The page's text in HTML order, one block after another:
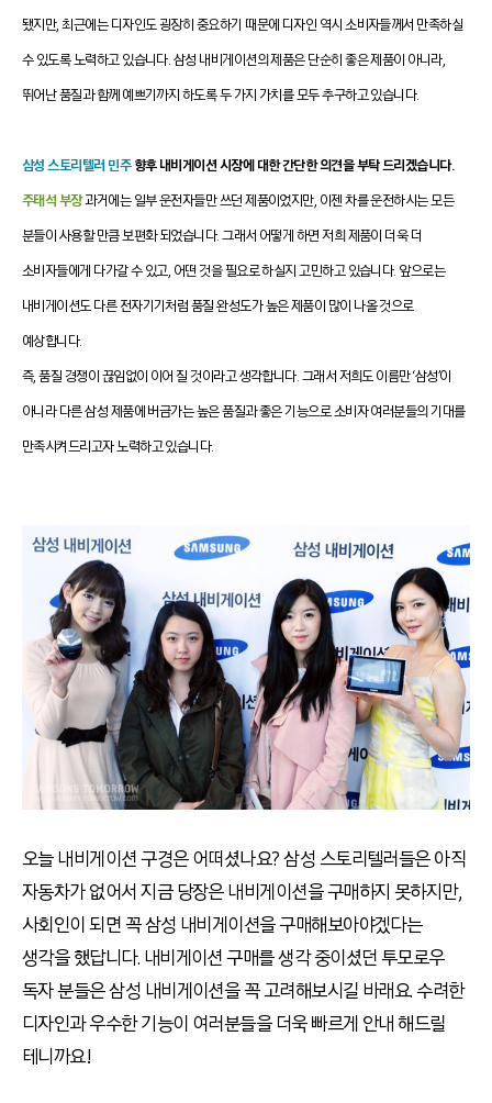
됐지만, 최근에는 디자인도 굉장히 중요하기 때문에 디자인 역시 소비자들께서 만족하실
수 있도록 노력하고 있습니다. 삼성 내비게이션의 제품은 단순히 좋은 제품이 아니라,
뛰어난 품질과 함께 예쁘기까지 하도록 두 가지 가치를 모두 추구하고 있습니다.
삼성 스토리텔러 민주향후 내비게이션 시장에 대한 간단한 의견을 부탁 드리겠습니다.
주태석 부장과거에는 일부 운전자들만 쓰던 제품이었지만, 이젠 차를 운전하시는 모든
분들이 사용할 만큼 보편화 되었습니다. 그래서 어떻게 하면 저희 제품이 더욱 더
소비자들에게 다가갈 수 있고, 어떤 것을 필요로 하실지 고민하고 있습니다. 앞으로는
내비게이션도 다른 전자기기처럼 품질 완성도가 높은 제품이 많이 나올 것으로
예상합니다.
즉, 품질 경쟁이 끊임없이 이어 질 것이라고 생각합니다. 그래서 저희도 이름만 ‘삼성’이
아니라 다른 삼성 제품에 버금가는 높은 품질과 좋은 기능으로 소비자 여러분들의 기대를
만족시켜드리고자 노력하고 있습니다.
오늘 내비게이션 구경은 어떠셨나요? 삼성 스토리텔러들은 아직
자동차가 없어서 지금 당장은 내비게이션을 구매하지 못하지만,
사회인이 되면 꼭 삼성 내비게이션을 구매해보아야겠다는
생각을 했답니다. 내비게이션 구매를 생각 중이셨던 투모로우
독자 분들은 삼성 내비게이션을 꼭 고려해보시길 바래요. 수려한
디자인과 우수한 기능이 여러분들을 더욱 빠르게 안내 해드릴
테니까요!